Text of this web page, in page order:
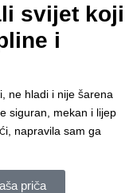
svijet koji
i
ne hladi i nije šarena
siguran, mekan i lijep
napravila sam ga
priča